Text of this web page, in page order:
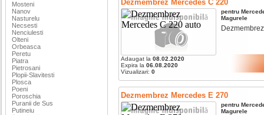
Mosteni
Nanov
Nasturelu
Necsesti
Nenciulesti
Olteni
Orbeasca
Peretu
Piatra
Pietrosani
Plopii-Slavitesti
Plosca
Poeni
Poroschia
Puranii de Sus
Putineiu
Dezmembrez Mercedes C 220
Adaugat la 08.02.2020
Expira la 06.08.2020
Vizualizari: 0
pentru
Magurele
Dezmembrez Mercedes E 270
pentru
Magurele